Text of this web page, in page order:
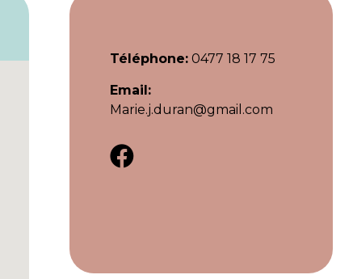
Téléphone: 0477 18 17 75
Email:
Marie.j.duran@gmail.com